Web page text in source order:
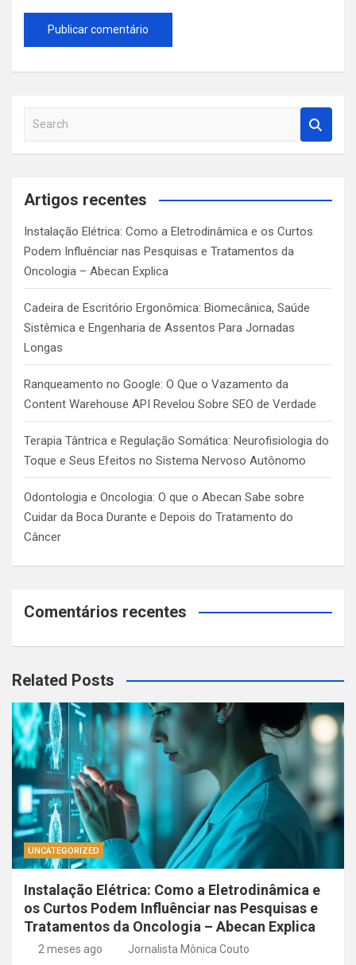
a
c
Artigos recentes
Instalação Elétrica: Como a Eletrodinâmica e os Curtos
Podem Influênciar nas Pesquisas e Tratamentos da
Oncologia – Abecan Explica
Cadeira de Escritório Ergonômica: Biomecânica, Saúde
Sistêmica e Engenharia de Assentos Para Jornadas
Longas
Ranqueamento no Google: O Que o Vazamento da
Content Warehouse API Revelou Sobre SEO de Verdade
Terapia Tântrica e Regulação Somática: Neurofisiologia do
Toque e Seus Efeitos no Sistema Nervoso Autônomo
Odontologia e Oncologia: O que o Abecan Sabe sobre
Cuidar da Boca Durante e Depois do Tratamento do
Câncer
Comentários recentes
Related Posts
UNCATEGORIZED
Instalação Elétrica: Como a Eletrodinâmica e
os Curtos Podem Influênciar nas Pesquisas e
Tratamentos da Oncologia – Abecan Explica
2 meses ago Jornalista Mônica Couto